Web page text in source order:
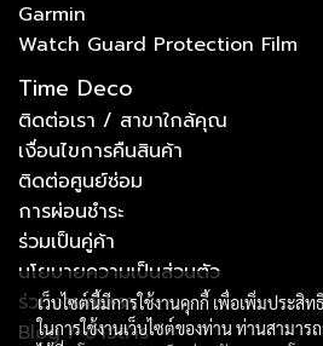
Garmin
Watch Guard Protection Film
Time Deco
ติดต่อเรา / สาขาใกล้คุณ
เงื่อนไขการคืนสินค้า
ติดต่อศูนย์ซ่อม
การผ่อนชำระ
ร่วมเป็นคู่ค้า
นโยบายความเป็นส่วนตัว
ร่วมงานกับเรา
Blog / ข่าวสาร
เว็บไซต์นี้มีการใช้งานคุกกี้ เพื่อเพิ่มประ
ในการใช้งานเว็บไซต์ของท่าน ท่านสามาร